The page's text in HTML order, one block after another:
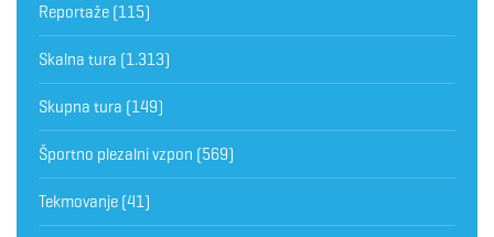
Reportaže (115)
Skalna tura (1.313)
Skupna tura (149)
Športno plezalni vzpon (569)
Tekmovanje (41)